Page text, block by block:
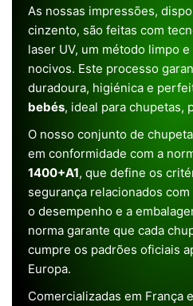
As nossas impressões,
cinzento, são feitas com
laser UV, um método limpo
nocivos. Este processo
duradoura, higiénica e
bebés, ideal para chupetas,
O nosso conjunto de
em conformidade com a
1400+A1, que define os
segurança relacionados
o desempenho e a
norma garante que cada
cumpre os padrões oficiais
Europa.
Comercializadas em França